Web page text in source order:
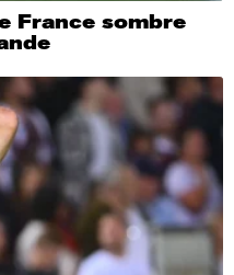
France sombre